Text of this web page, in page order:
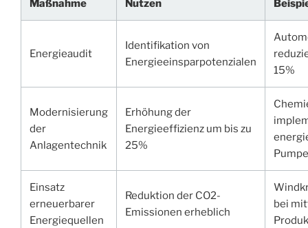
Maßnahme Nutzen
Energieaudit
Identifikation von
Energieeinsparpotenzialen
15%
Modernisierung
der
Anlagentechnik
Erhöhung der
Energieeffizienz um bis zu
25%
Einsatz
erneuerbarer
Energiequellen
Reduktion der CO2-
Emissionen erheblich
bei